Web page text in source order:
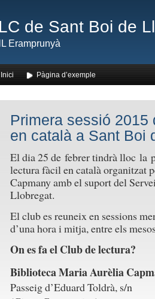
de Sant Boi de
Eramprunyà
Inici Pàgina d’exemple
Primera sessió
en català a Sant Boi
El dia 25 de febrer tindrà lloc la
lectura fàcil en català organitzat
Capmany amb el suport del
Llobregat.
El club es reuneix en sessions
d’una hora i mitja, entre els
On es fa el Club de lectura?
Biblioteca Maria Aurèlia
Passeig d’Eduard Toldrà, s/n